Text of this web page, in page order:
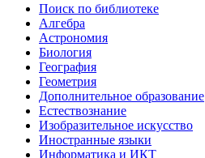
Поиск по библиотеке
Алгебра
Астрономия
Биология
География
Геометрия
Дополнительное образование
Естествознание
Изобразительное искусство
Иностранные языки
Информатика и ИКТ